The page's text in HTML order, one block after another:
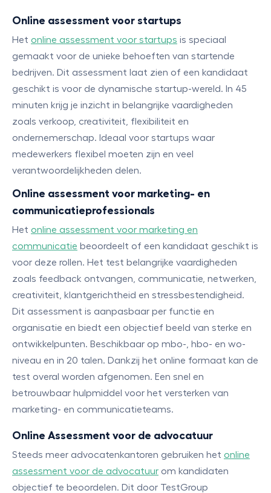
Online assessment voor startups
Het online assessment voor startups is speciaal
gemaakt voor de unieke behoeften van startende
bedrijven. Dit assessment laat zien of een kandidaat
geschikt is voor de dynamische startup-wereld. In 45
minuten krijg je inzicht in belangrijke vaardigheden
zoals verkoop, creativiteit, flexibiliteit en
ondernemerschap. Ideaal voor startups waar
medewerkers flexibel moeten zijn en veel
verantwoordelijkheden delen.
Online assessment voor marketing- en
communicatieprofessionals
Het online assessment voor marketing en
communicatie beoordeelt of een kandidaat geschikt is
voor deze rollen. Het test belangrijke vaardigheden
zoals feedback ontvangen, communicatie, netwerken,
creativiteit, klantgerichtheid en stressbestendigheid.
Dit assessment is aanpasbaar per functie en
organisatie en biedt een objectief beeld van sterke en
ontwikkelpunten. Beschikbaar op mbo-, hbo- en wo-
niveau en in 20 talen. Dankzij het online formaat kan de
test overal worden afgenomen. Een snel en
betrouwbaar hulpmiddel voor het versterken van
marketing- en communicatieteams.
Online Assessment voor de advocatuur
Steeds meer advocatenkantoren gebruiken het online
assessment voor de advocatuur om kandidaten
objectief te beoordelen. Dit door TestGroup